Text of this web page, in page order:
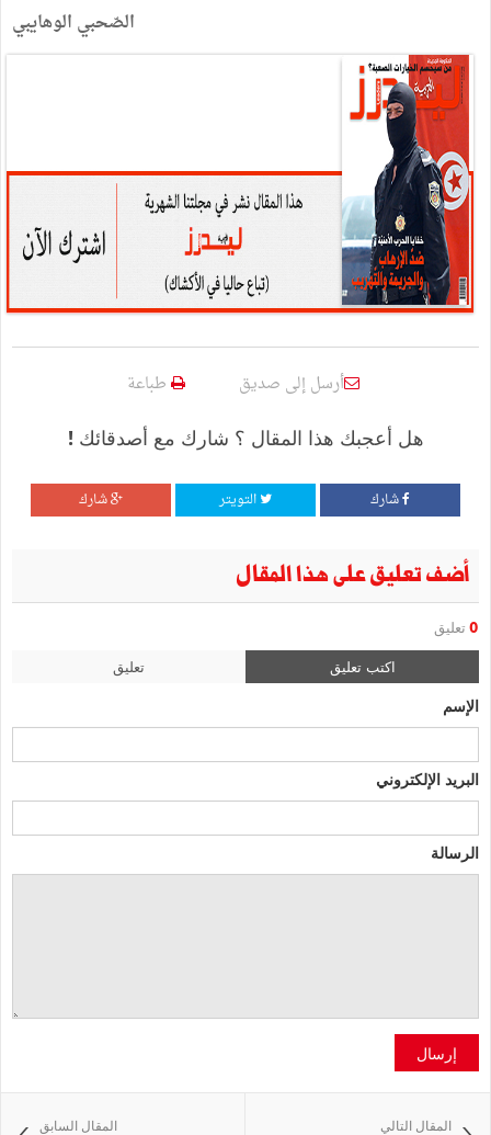
الصّحبي الوهايبي
أرسل إلى صديق طباعة
هل أعجبك هذا المقال ؟ شارك مع أصدقائك !
شارك التويتر شارك
أضف تعليق على هذا المقال
0 تعليق
اكتب تعليق تعليق
الإسم
البريد الإلكتروني
الرسالة
إرسال
المقال السابق المقال التالي